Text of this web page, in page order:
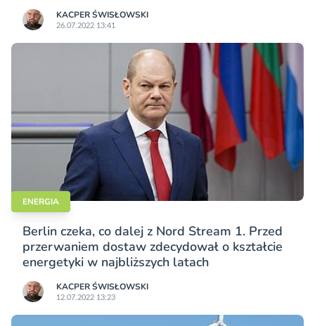
KACPER ŚWISŁO­WSKI
26.07.2022 13:41
ENERGIA
Berlin czeka, co dalej z Nord Stream 1. Przed
przerwaniem dostaw zdecydował o kształcie
energetyki w najbliższych latach
KACPER ŚWISŁO­WSKI
12.07.2022 13:23